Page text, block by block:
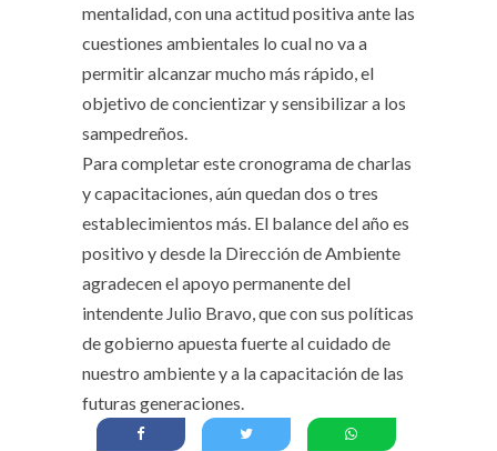
mentalidad, con una actitud positiva ante las
cuestiones ambientales lo cual no va a
permitir alcanzar mucho más rápido, el
objetivo de concientizar y sensibilizar a los
sampedreños.
Para completar este cronograma de charlas
y capacitaciones, aún quedan dos o tres
establecimientos más. El balance del año es
positivo y desde la Dirección de Ambiente
agradecen el apoyo permanente del
intendente Julio Bravo, que con sus políticas
de gobierno apuesta fuerte al cuidado de
nuestro ambiente y a la capacitación de las
futuras generaciones.